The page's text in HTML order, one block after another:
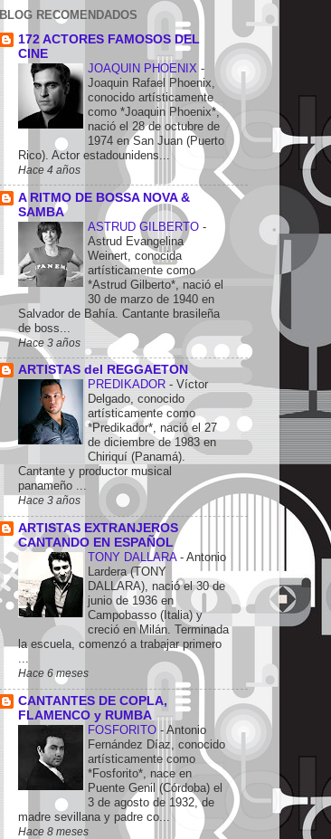
BLOG RECOMENDADOS
172 ACTORES FAMOSOS DEL
CINE
JOAQUIN PHOENIX -
Joaquin Rafael Phoenix,
conocido artísticamente
como *Joaquin Phoenix*,
nació el 28 de octubre de
1974 en San Juan (Puerto
Rico). Actor estadounidens...
Hace 4 años
A RITMO DE BOSSA NOVA &
SAMBA
ASTRUD GILBERTO -
Astrud Evangelina
Weinert, conocida
artísticamente como
*Astrud Gilberto*, nació el
30 de marzo de 1940 en
Salvador de Bahía. Cantante brasileña
de boss...
Hace 3 años
ARTISTAS del REGGAETON
PREDIKADOR - Víctor
Delgado, conocido
artísticamente como
*Predikador*, nació el 27
de diciembre de 1983 en
Chiriquí (Panamá).
Cantante y productor musical
panameño ...
Hace 3 años
ARTISTAS EXTRANJEROS
CANTANDO EN ESPAÑOL
TONY DALLARA - Antonio
Lardera (TONY
DALLARA), nació el 30 de
junio de 1936 en
Campobasso (Italia) y
creció en Milán. Terminada
la escuela, comenzó a trabajar primero
...
Hace 6 meses
CANTANTES DE COPLA,
FLAMENCO y RUMBA
FOSFORITO - Antonio
Fernández Díaz, conocido
artísticamente como
*Fosforito*, nace en
Puente Genil (Córdoba) el
3 de agosto de 1932, de
madre sevillana y padre co...
Hace 8 meses